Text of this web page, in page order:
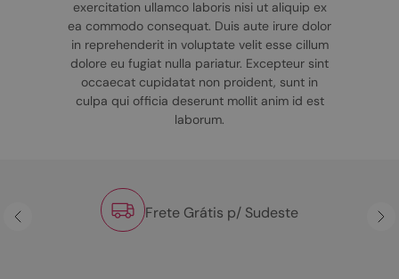
exercitation ullamco laboris nisi ut aliquip ex
ea commodo consequat. Duis aute irure dolor
in reprehenderit in voluptate velit esse cillum
dolore eu fugiat nulla pariatur. Excepteur sint
occaecat cupidatat non proident, sunt in
culpa qui officia deserunt mollit anim id est
laborum.
Frete Grátis p/ Sudeste